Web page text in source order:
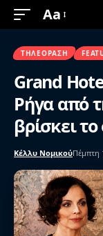
Aa
ΤΗΛΕΌΡΑΣΗ
Grand
Ρήγα από
βρίσκει
Κέλλυ ΝομικούΠέμπτη